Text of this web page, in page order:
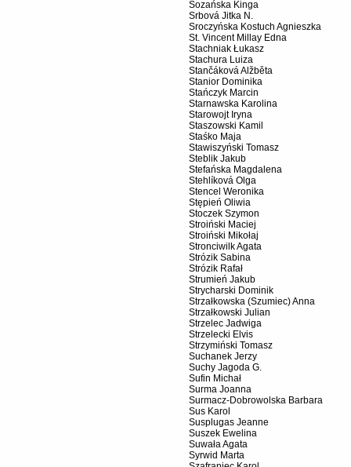
Sozańska Kinga
Srbová Jitka N.
Sroczyńska Kostuch Agnieszka
St. Vincent Millay Edna
Stachniak Łukasz
Stachura Luiza
Stančáková Alžběta
Stanior Dominika
Stańczyk Marcin
Starnawska Karolina
Starowojt Iryna
Staszowski Kamil
Staśko Maja
Stawiszyński Tomasz
Steblik Jakub
Stefańska Magdalena
Stehlíková Olga
Stencel Weronika
Stępień Oliwia
Stoczek Szymon
Stroiński Maciej
Stroiński Mikołaj
Stronciwilk Agata
Strózik Sabina
Strózik Rafał
Strumień Jakub
Strycharski Dominik
Strzałkowska (Szumiec) Anna
Strzałkowski Julian
Strzelec Jadwiga
Strzelecki Elvis
Strzymiński Tomasz
Suchanek Jerzy
Suchy Jagoda G.
Sufin Michał
Surma Joanna
Surmacz-Dobrowolska Barbara
Sus Karol
Susplugas Jeanne
Suszek Ewelina
Suwała Agata
Syrwid Marta